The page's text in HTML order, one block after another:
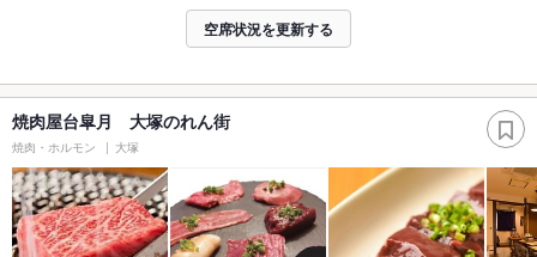
空席状況を更新する
焼肉屋台皐月 大塚のれん街
焼肉・ホルモン 大塚